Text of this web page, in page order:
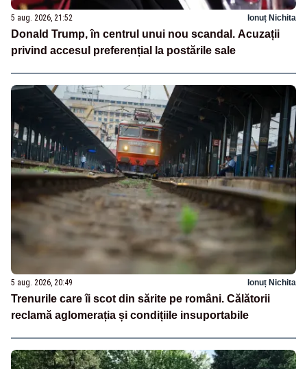
5 aug. 2026, 21:52 Ionuț Nichita
Donald Trump, în centrul unui nou scandal. Acuzații
privind accesul preferențial la postările sale
5 aug. 2026, 20:49 Ionuț Nichita
Trenurile care îi scot din sărite pe români. Călătorii
reclamă aglomerația și condițiile insuportabile